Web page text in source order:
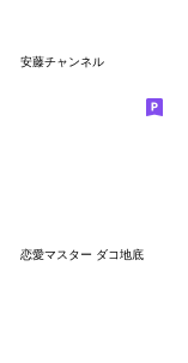
安藤チャンネル
恋愛マスター ダコ地底